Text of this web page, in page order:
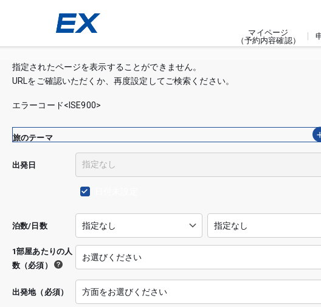
マイページ
（予約内容確認）
指定されたページを表示することができません。
URLをご確認いただくか、再度設定してご検索ください。
エラーコード<ISE900>
出発地（必須）
出発日
泊数/日数
1部屋あたりの人
数（必須）
旅のテーマ